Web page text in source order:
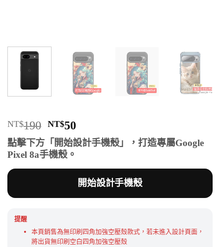
NT$190 原
始
價
格：
NT$190。
NT$50
前
價
NT$50。
點擊下方「開始設計手機殼」，打造專屬Google
Pixel 8a手機殼。
開始設計手機殼
提醒
本頁銷售為無印刷四角加強空壓殼款式，若未進入設計頁面，
將出貨無印刷空白四角加強空壓殼